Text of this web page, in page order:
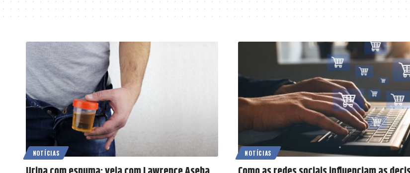
NOTÍCIAS NOTÍCIAS